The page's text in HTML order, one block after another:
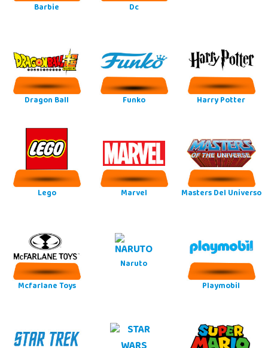
Barbie Dc
Dragon Ball Funko Harry Potter
Lego Marvel Masters Del Universo
Mcfarlane Toys
Naruto
Playmobil